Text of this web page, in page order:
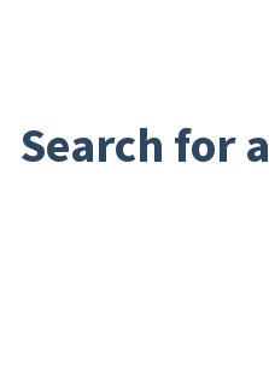
Search for